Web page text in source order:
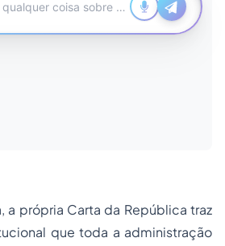
a própria Carta da República traz
que toda a administração